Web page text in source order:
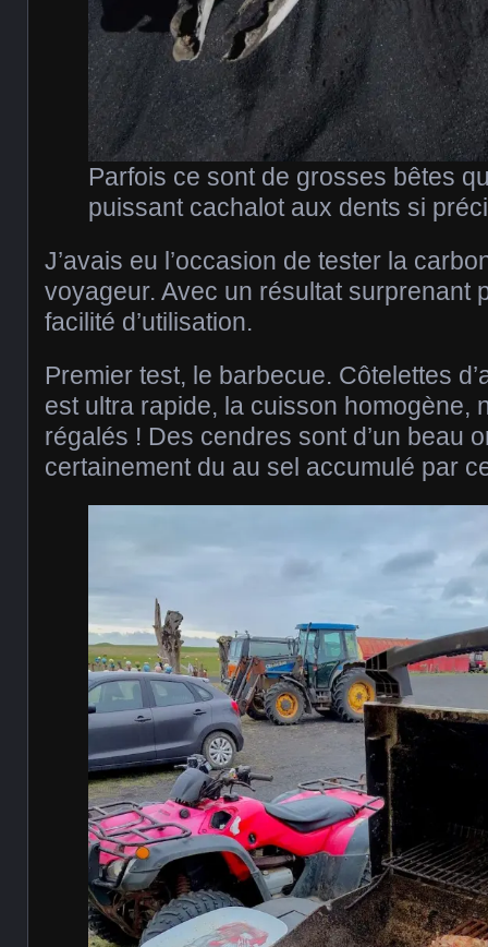
Parfois ce sont de grosses bêtes
puissant cachalot aux dents si
J’avais eu l’occasion de tester la
voyageur. Avec un résultat surprenant
facilité d’utilisation.
Premier test, le barbecue. Côtelettes
est ultra rapide, la cuisson homogène,
régalés ! Des cendres sont d’un beau
certainement du au sel accumulé par